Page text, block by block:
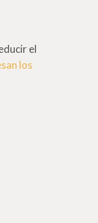
el
los